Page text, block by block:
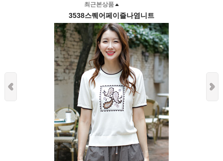
최근본상품
3538스퀘어페이즐나염니트